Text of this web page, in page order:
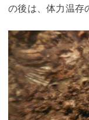
の後は、体力温存